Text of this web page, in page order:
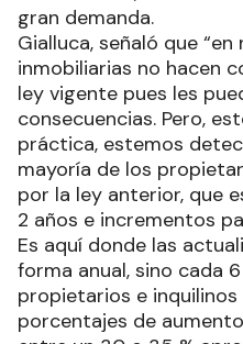
gran demanda.
Gialluca, señaló que
inmobiliarias no hacen
ley vigente pues les
consecuencias. Pero,
práctica, estemos
mayoría de los
por la ley anterior, que
2 años e incrementos
Es aquí donde las
forma anual, sino cada
propietarios e
porcentajes de